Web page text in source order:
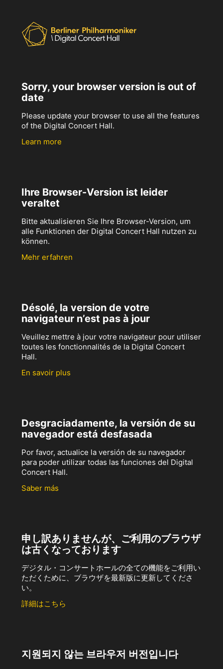
Sorry, your browser version is out of
date
Please update your browser to use all the features
of the Digital Concert Hall.
Learn more
Ihre Browser-Version ist leider
veraltet
Bitte aktualisieren Sie Ihre Browser-Version, um
alle Funktionen der Digital Concert Hall nutzen zu
können.
Mehr erfahren
Désolé, la version de votre
navigateur n’est pas à jour
Veuillez mettre à jour votre navigateur pour utiliser
toutes les fonctionnalités de la Digital Concert
Hall.
En savoir plus
Desgraciadamente, la versión de su
navegador está desfasada
Por favor, actualice la versión de su navegador
para poder utilizar todas las funciones del Digital
Concert Hall.
Saber más
申し訳ありませんが、ご利用のブラウザ
は古くなっております
デジタル・コンサートホールの全ての機能をご利用い
ただくために、ブラウザを最新版に更新してくださ
い。
詳細はこちら
지원되지 않는 브라우저 버전입니다